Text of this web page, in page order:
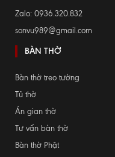
Zalo: 0936.320.832
sonvu989@gmail.com
BÀN THỜ
Bàn thờ treo tường
Tủ thờ
Án gian thờ
Tư vấn bàn thờ
Bàn thờ Phật